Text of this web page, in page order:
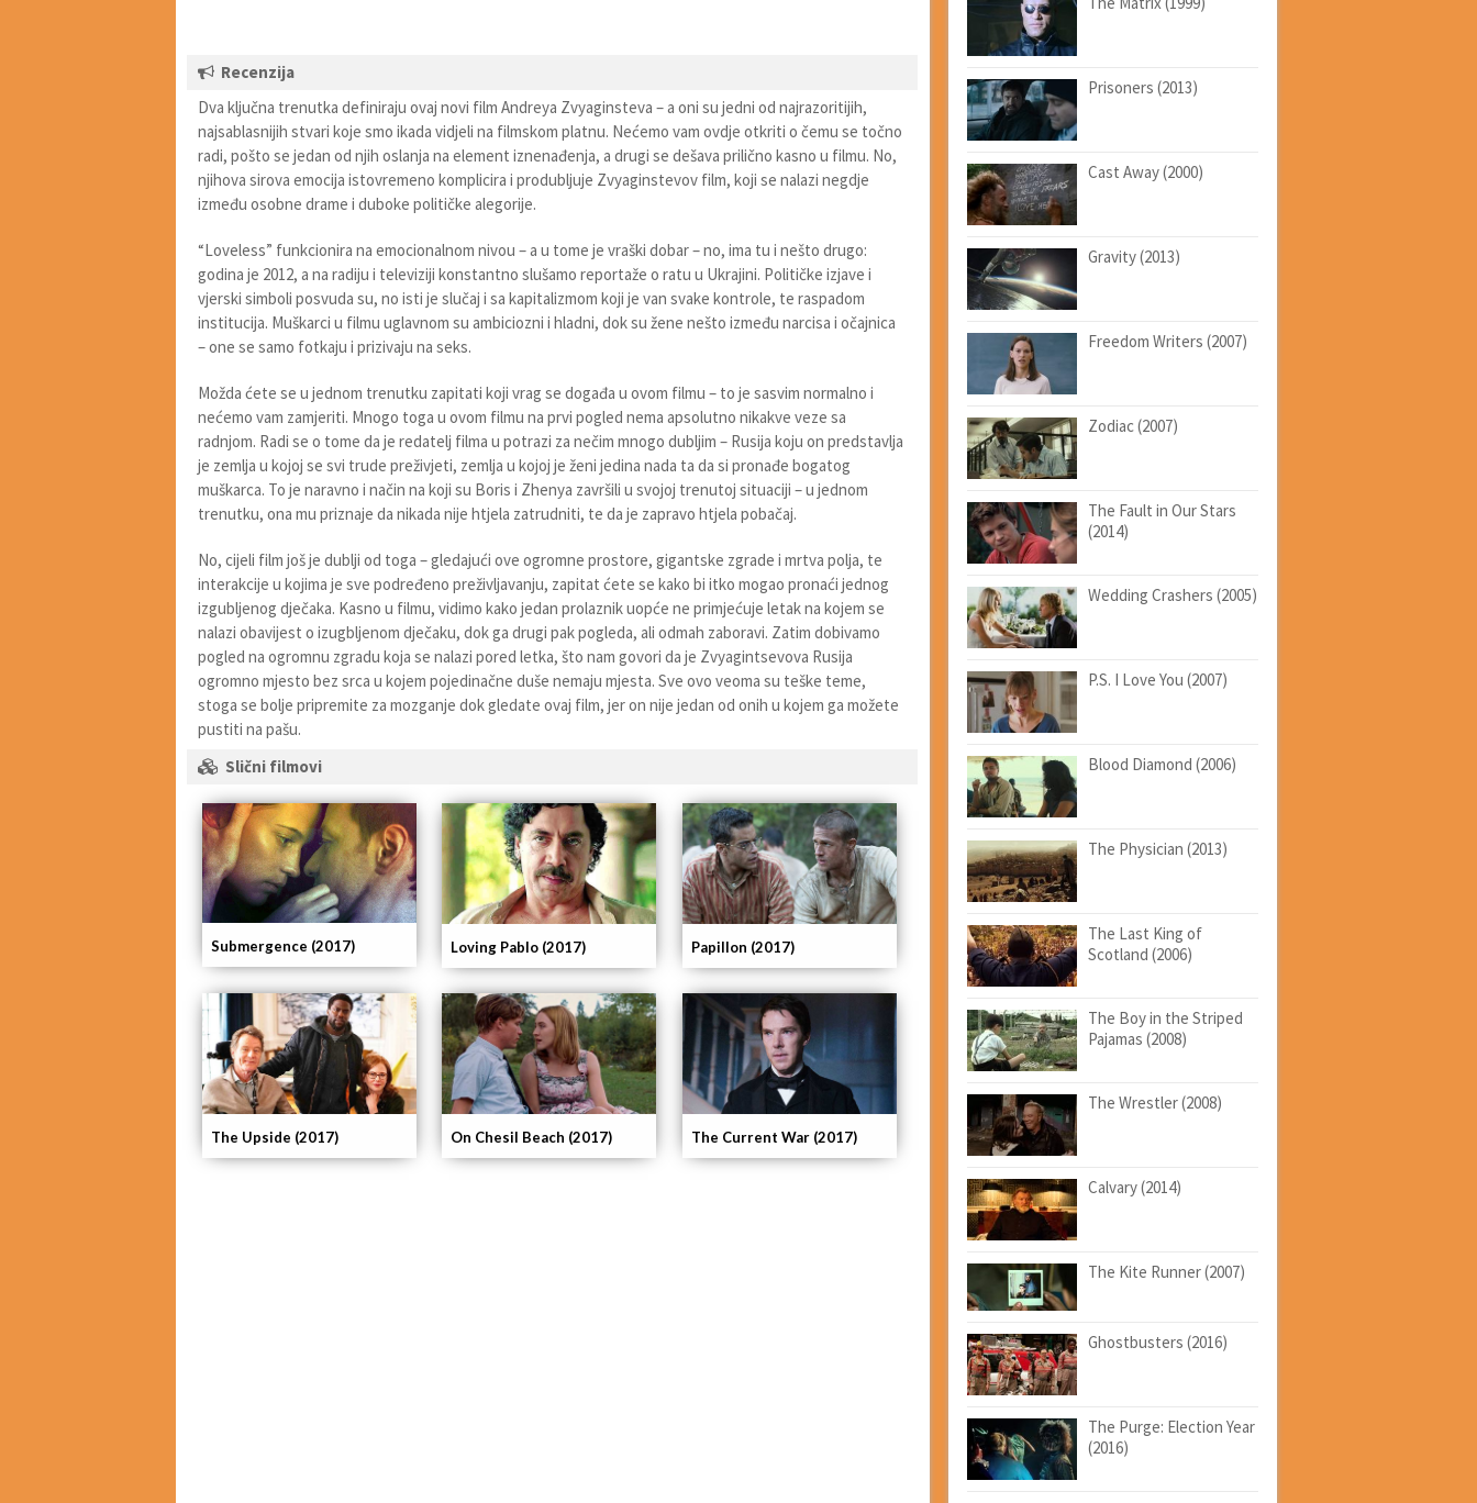
Recenzija
Dva ključna trenutka definiraju ovaj novi film Andreya Zvyaginsteva – a oni su jedni od najrazoritijih,
najsablasnijih stvari koje smo ikada vidjeli na filmskom platnu. Nećemo vam ovdje otkriti o čemu se točno
radi, pošto se jedan od njih oslanja na element iznenađenja, a drugi se dešava prilično kasno u filmu. No,
njihova sirova emocija istovremeno komplicira i produbljuje Zvyaginstevov film, koji se nalazi negdje
između osobne drame i duboke političke alegorije.
“Loveless” funkcionira na emocionalnom nivou – a u tome je vraški dobar – no, ima tu i nešto drugo:
godina je 2012, a na radiju i televiziji konstantno slušamo reportaže o ratu u Ukrajini. Političke izjave i
vjerski simboli posvuda su, no isti je slučaj i sa kapitalizmom koji je van svake kontrole, te raspadom
institucija. Muškarci u filmu uglavnom su ambiciozni i hladni, dok su žene nešto između narcisa i očajnica
– one se samo fotkaju i prizivaju na seks.
Možda ćete se u jednom trenutku zapitati koji vrag se događa u ovom filmu – to je sasvim normalno i
nećemo vam zamjeriti. Mnogo toga u ovom filmu na prvi pogled nema apsolutno nikakve veze sa
radnjom. Radi se o tome da je redatelj filma u potrazi za nečim mnogo dubljim – Rusija koju on predstavlja
je zemlja u kojoj se svi trude preživjeti, zemlja u kojoj je ženi jedina nada ta da si pronađe bogatog
muškarca. To je naravno i način na koji su Boris i Zhenya završili u svojoj trenutoj situaciji – u jednom
trenutku, ona mu priznaje da nikada nije htjela zatrudniti, te da je zapravo htjela pobačaj.
No, cijeli film još je dublji od toga – gledajući ove ogromne prostore, gigantske zgrade i mrtva polja, te
interakcije u kojima je sve podređeno preživljavanju, zapitat ćete se kako bi itko mogao pronaći jednog
izgubljenog dječaka. Kasno u filmu, vidimo kako jedan prolaznik uopće ne primjećuje letak na kojem se
nalazi obavijest o izugbljenom dječaku, dok ga drugi pak pogleda, ali odmah zaboravi. Zatim dobivamo
pogled na ogromnu zgradu koja se nalazi pored letka, što nam govori da je Zvyagintsevova Rusija
ogromno mjesto bez srca u kojem pojedinačne duše nemaju mjesta. Sve ovo veoma su teške teme,
stoga se bolje pripremite za mozganje dok gledate ovaj film, jer on nije jedan od onih u kojem ga možete
pustiti na pašu.
Slični filmovi
The Current War (2017)
On Chesil Beach (2017)
The Upside (2017)
Papillon (2017)
Loving Pablo (2017)
Submergence (2017)
Prisoners (2013)
Cast Away (2000)
Gravity (2013)
Freedom Writers (2007)
Zodiac (2007)
The Fault in Our Stars
(2014)
Wedding Crashers (2005)
P.S. I Love You (2007)
Blood Diamond (2006)
The Physician (2013)
The Last King of
Scotland (2006)
The Boy in the Striped
Pajamas (2008)
The Wrestler (2008)
Calvary (2014)
The Kite Runner (2007)
Ghostbusters (2016)
The Purge: Election Year
(2016)